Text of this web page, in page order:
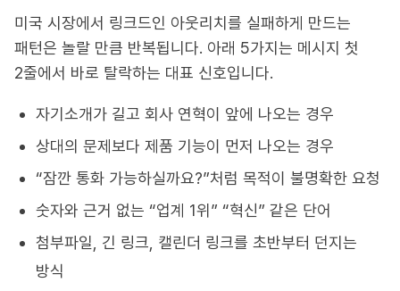
미국 시장에서 링크드인 아웃리치를 실패하게 만드는
패턴은 놀랄 만큼 반복됩니다. 아래 5가지는 메시지 첫
2줄에서 바로 탈락하는 대표 신호입니다.
자기소개가 길고 회사 연혁이 앞에 나오는 경우
상대의 문제보다 제품 기능이 먼저 나오는 경우
“잠깐 통화 가능하실까요?”처럼 목적이 불명확한 요청
숫자와 근거 없는 “업계 1위” “혁신” 같은 단어
첨부파일, 긴 링크, 캘린더 링크를 초반부터 던지는
방식